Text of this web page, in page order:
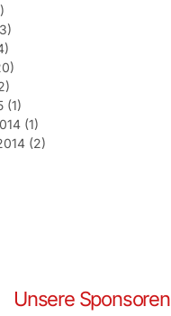
(1)
(1)
(2)
Unsere Sponsoren